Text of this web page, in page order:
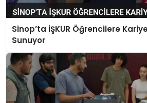
Sinop’ta İŞKUR Öğrencilere
Sunuyor